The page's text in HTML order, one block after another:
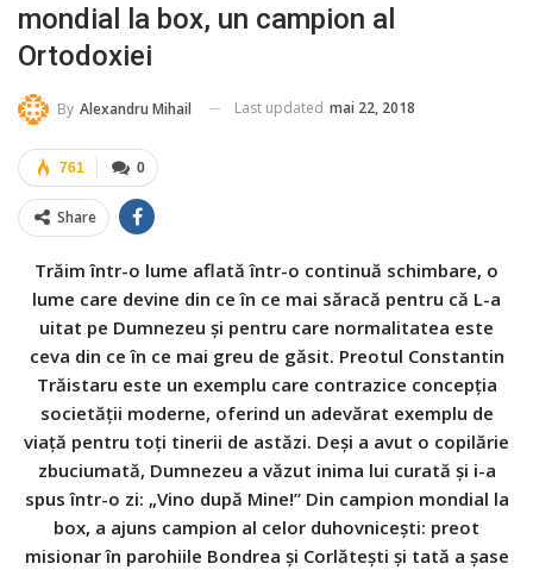
mondial la box, un campion al
Ortodoxiei
By Alexandru Mihail Last updated mai 22, 2018
0
761
Share
Trăim într-o lume aflată într-o continuă schimbare, o
lume care devine din ce în ce mai săracă pentru că L-a
uitat pe Dumnezeu și pentru care normalitatea este
ceva din ce în ce mai greu de găsit. Preotul Constantin
Trăistaru este un exemplu care contrazice concepția
societății moderne, oferind un adevărat exemplu de
viaţă pentru toţi tinerii de astăzi. Deși a avut o copilărie
zbuciumată, Dumnezeu a văzut inima lui curată și i-a
spus într-o zi: „Vino după Mine!” Din campion mondial la
box, a ajuns campion al celor du­hov­nicești: preot
misionar în parohiile Bondrea și Corlătești și tată a șase